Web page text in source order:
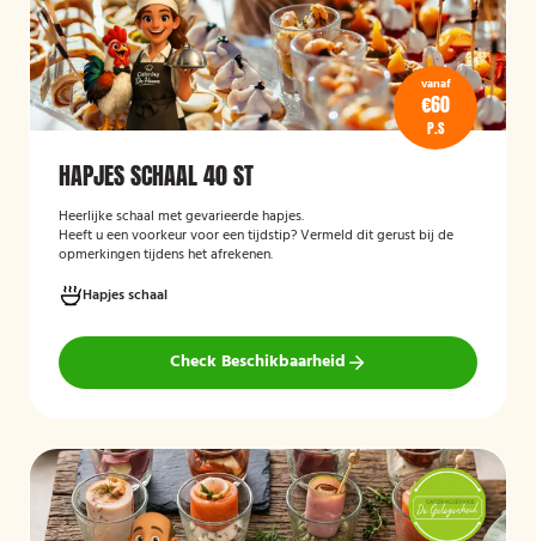
vanaf
€60
P.S
HAPJES SCHAAL 40 ST
Heerlijke schaal met gevarieerde hapjes.
Heeft u een voorkeur voor een tijdstip? Vermeld dit gerust bij de
opmerkingen tijdens het afrekenen.
Hapjes schaal
Check Beschikbaarheid